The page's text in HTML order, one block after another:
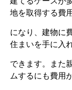
地を取得する費
になり、建物に
住まいを手に入
できます。また
ムするにも費用